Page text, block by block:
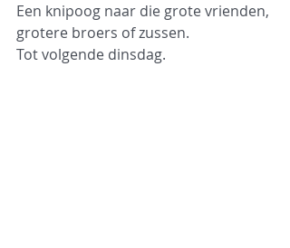
Een knipoog naar die grote vrienden,
grotere broers of zussen.
Tot volgende dinsdag.